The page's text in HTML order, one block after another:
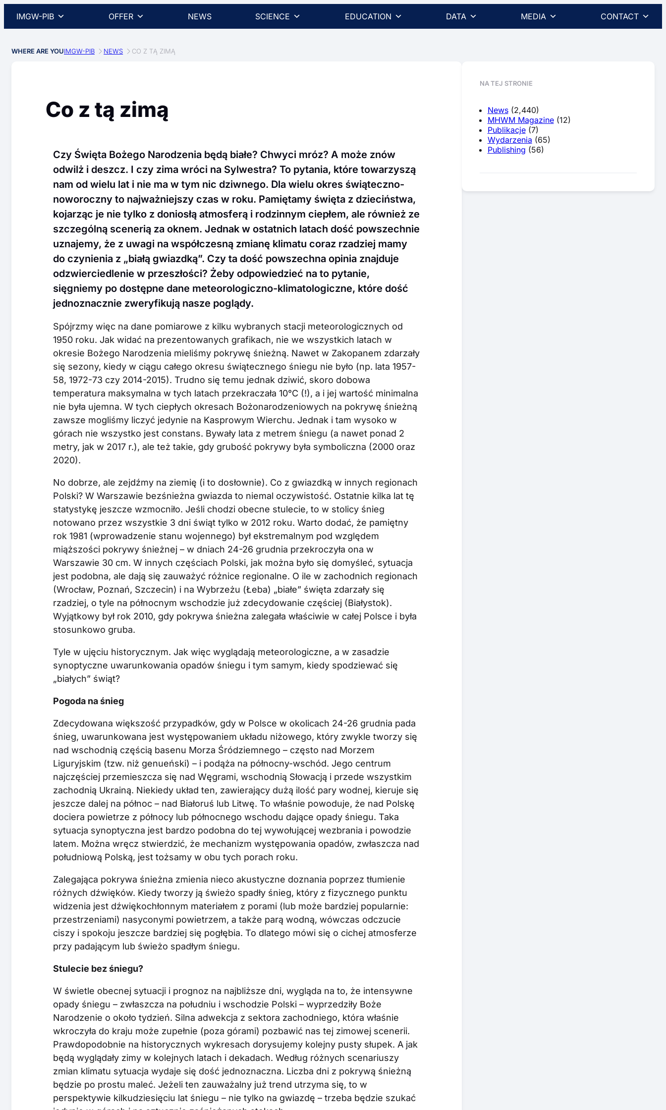
IMGW-PIB OFFER NEWS SCIENCE EDUCATION DATA MEDIA CONTACT
WHERE ARE YOUIMGW-PIB NEWS CO Z TĄ ZIMĄ
Co z tą zimą
Czy Święta Bożego Narodzenia będą białe? Chwyci mróz? A może znów
odwilż i deszcz. I czy zima wróci na Sylwestra? To pytania, które towarzyszą
nam od wielu lat i nie ma w tym nic dziwnego. Dla wielu okres świąteczno-
noworoczny to najważniejszy czas w roku. Pamiętamy święta z dzieciństwa,
kojarząc je nie tylko z doniosłą atmosferą i rodzinnym ciepłem, ale również ze
szczególną scenerią za oknem. Jednak w ostatnich latach dość powszechnie
uznajemy, że z uwagi na współczesną zmianę klimatu coraz rzadziej mamy
do czynienia z „białą gwiazdką”. Czy ta dość powszechna opinia znajduje
odzwierciedlenie w przeszłości? Żeby odpowiedzieć na to pytanie,
sięgniemy po dostępne dane meteorologiczno-klimatologiczne, które dość
jednoznacznie zweryfikują nasze poglądy.
Spójrzmy więc na dane pomiarowe z kilku wybranych stacji meteorologicznych od
1950 roku. Jak widać na prezentowanych grafikach, nie we wszystkich latach w
okresie Bożego Narodzenia mieliśmy pokrywę śnieżną. Nawet w Zakopanem zdarzały
się sezony, kiedy w ciągu całego okresu świątecznego śniegu nie było (np. lata 1957-
58, 1972-73 czy 2014-2015). Trudno się temu jednak dziwić, skoro dobowa
temperatura maksymalna w tych latach przekraczała 10°C (!), a i jej wartość minimalna
nie była ujemna. W tych ciepłych okresach Bożonarodzeniowych na pokrywę śnieżną
zawsze mogliśmy liczyć jedynie na Kasprowym Wierchu. Jednak i tam wysoko w
górach nie wszystko jest constans. Bywały lata z metrem śniegu (a nawet ponad 2
metry, jak w 2017 r.), ale też takie, gdy grubość pokrywy była symboliczna (2000 oraz
2020).
No dobrze, ale zejdźmy na ziemię (i to dosłownie). Co z gwiazdką w innych regionach
Polski? W Warszawie bezśnieżna gwiazda to niemal oczywistość. Ostatnie kilka lat tę
statystykę jeszcze wzmocniło. Jeśli chodzi obecne stulecie, to w stolicy śnieg
notowano przez wszystkie 3 dni świąt tylko w 2012 roku. Warto dodać, że pamiętny
rok 1981 (wprowadzenie stanu wojennego) był ekstremalnym pod względem
miąższości pokrywy śnieżnej – w dniach 24-26 grudnia przekroczyła ona w
Warszawie 30 cm. W innych częściach Polski, jak można było się domyśleć, sytuacja
jest podobna, ale dają się zauważyć różnice regionalne. O ile w zachodnich regionach
(Wrocław, Poznań, Szczecin) i na Wybrzeżu (Łeba) „białe” święta zdarzały się
rzadziej, o tyle na północnym wschodzie już zdecydowanie częściej (Białystok).
Wyjątkowy był rok 2010, gdy pokrywa śnieżna zalegała właściwie w całej Polsce i była
stosunkowo gruba.
Tyle w ujęciu historycznym. Jak więc wyglądają meteorologiczne, a w zasadzie
synoptyczne uwarunkowania opadów śniegu i tym samym, kiedy spodziewać się
„białych” świąt?
Pogoda na śnieg
Zdecydowana większość przypadków, gdy w Polsce w okolicach 24-26 grudnia pada
śnieg, uwarunkowana jest występowaniem układu niżowego, który zwykle tworzy się
nad wschodnią częścią basenu Morza Śródziemnego – często nad Morzem
Liguryjskim (tzw. niż genueński) – i podąża na północny-wschód. Jego centrum
najczęściej przemieszcza się nad Węgrami, wschodnią Słowacją i przede wszystkim
zachodnią Ukrainą. Niekiedy układ ten, zawierający dużą ilość pary wodnej, kieruje się
jeszcze dalej na północ – nad Białoruś lub Litwę. To właśnie powoduje, że nad Polskę
dociera powietrze z północy lub północnego wschodu dające opady śniegu. Taka
sytuacja synoptyczna jest bardzo podobna do tej wywołującej wezbrania i powodzie
latem. Można wręcz stwierdzić, że mechanizm występowania opadów, zwłaszcza nad
południową Polską, jest tożsamy w obu tych porach roku.
Zalegająca pokrywa śnieżna zmienia nieco akustyczne doznania poprzez tłumienie
różnych dźwięków. Kiedy tworzy ją świeżo spadły śnieg, który z fizycznego punktu
widzenia jest dźwiękochłonnym materiałem z porami (lub może bardziej popularnie:
przestrzeniami) nasyconymi powietrzem, a także parą wodną, wówczas odczucie
ciszy i spokoju jeszcze bardziej się pogłębia. To dlatego mówi się o cichej atmosferze
przy padającym lub świeżo spadłym śniegu.
Stulecie bez śniegu?
W świetle obecnej sytuacji i prognoz na najbliższe dni, wygląda na to, że intensywne
opady śniegu – zwłaszcza na południu i wschodzie Polski – wyprzedziły Boże
Narodzenie o około tydzień. Silna adwekcja z sektora zachodniego, która właśnie
wkroczyła do kraju może zupełnie (poza górami) pozbawić nas tej zimowej scenerii.
Prawdopodobnie na historycznych wykresach dorysujemy kolejny pusty słupek. A jak
będą wyglądały zimy w kolejnych latach i dekadach. Według różnych scenariuszy
zmian klimatu sytuacja wydaje się dość jednoznaczna. Liczba dni z pokrywą śnieżną
będzie po prostu maleć. Jeżeli ten zauważalny już trend utrzyma się, to w
perspektywie kilkudziesięciu lat śniegu – nie tylko na gwiazdę – trzeba będzie szukać
NA TEJ STRONIE
News(2,440)
MHWM Magazine(12)
Publikacje(7)
Wydarzenia (65)
Publishing (56)